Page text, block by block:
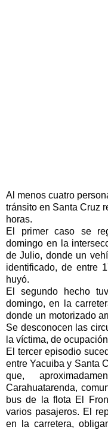
Al menos cuatro
tránsito en Santa Cruz
horas.
El primer caso se
domingo en la
de Julio, donde un
identificado, de entre
huyó.
El segundo hecho
domingo, en la
donde un motorizado
Se desconocen las
la víctima, de
El tercer episodio
entre Yacuiba y Santa
que,
Carahuatarenda,
bus de la flota El
varios pasajeros. El
en la carretera,